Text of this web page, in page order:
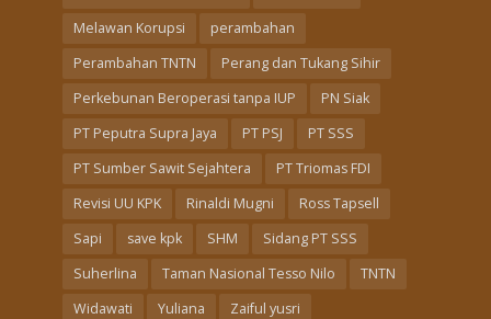
Melawan Korupsi
perambahan
Perambahan TNTN
Perang dan Tukang Sihir
Perkebunan Beroperasi tanpa IUP
PN Siak
PT Peputra Supra Jaya
PT PSJ
PT SSS
PT Sumber Sawit Sejahtera
PT Triomas FDI
Revisi UU KPK
Rinaldi Mugni
Ross Tapsell
Sapi
save kpk SHM
Sidang PT SSS
Suherlina
Taman Nasional Tesso Nilo
TNTN
Widawati
Yuliana Zaiful yusri